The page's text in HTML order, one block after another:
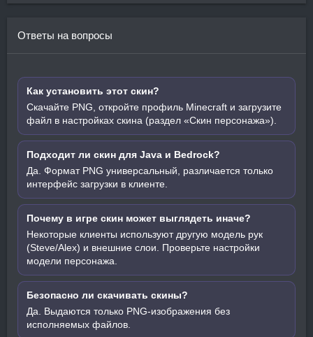
Ответы на вопросы
Как установить этот скин?
Скачайте PNG, откройте профиль Minecraft и загрузите
файл в настройках скина (раздел «Скин персонажа»).
Подходит ли скин для Java и Bedrock?
Да. Формат PNG универсальный, различается только
интерфейс загрузки в клиенте.
Почему в игре скин может выглядеть иначе?
Некоторые клиенты используют другую модель рук
(Steve/Alex) и внешние слои. Проверьте настройки
модели персонажа.
Безопасно ли скачивать скины?
Да. Выдаются только PNG-изображения без
исполняемых файлов.